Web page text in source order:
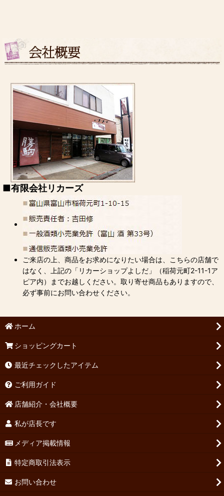
■有限会社リカーズ
ご来店の上、商品をお求めになりたい場合は、こちらの店舗で
はなく、上記の「リカーショップよしだ」（稲荷元町2-11-1ア
ピア内）までお越しください。取り寄せ商品もありますので、
必ず事前にお問い合わせください。
ホーム
ショッピングカート
最近チェックしたアイテム
ご利用ガイド
店舗紹介・会社概要
私が店長です
メディア掲載情報
特定商取引法表示
お問い合わせ